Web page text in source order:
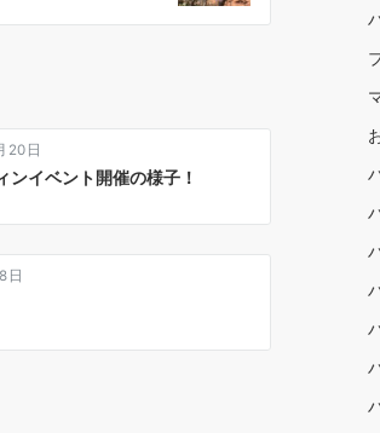
20日
ンイベント開催の様子！
日